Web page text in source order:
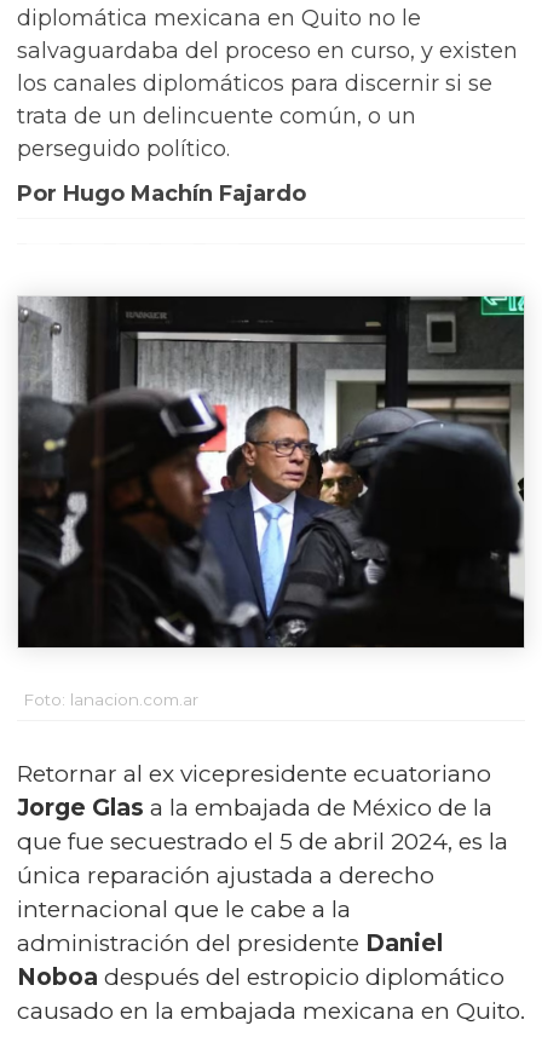
diplomática mexicana en Quito no le
salvaguardaba del proceso en curso, y existen
los canales diplomáticos para discernir si se
trata de un delincuente común, o un
perseguido político.
Por Hugo Machín Fajardo
Foto: lanacion.com.ar
Retornar al ex vicepresidente ecuatoriano
Jorge Glas a la embajada de México de la
que fue secuestrado el 5 de abril 2024, es la
única reparación ajustada a derecho
internacional que le cabe a la
administración del presidente Daniel
Noboa después del estropicio diplomático
causado en la embajada mexicana en Quito.